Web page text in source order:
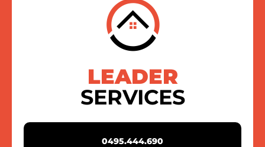
LEADER
SERVICES
0495.444.690